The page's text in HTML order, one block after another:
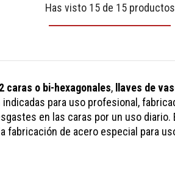
Has visto 15 de 15 productos
caras o bi-hexagonales, llaves de
para uso profesional,
en las caras por un uso diario.
fabricación de acero especial para